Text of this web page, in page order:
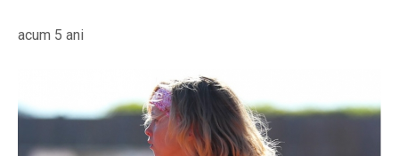
acum 5 ani